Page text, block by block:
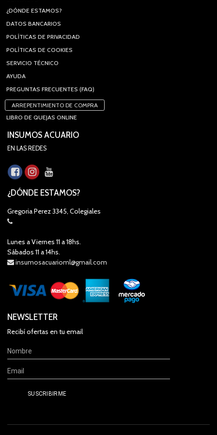
¿DÓNDE ESTAMOS?
DATOS BANCARIOS
POLÍTICAS DE PRIVACIDAD
POLÍTICAS DE COOKIES
SERVICIO TÉCNICO
AYUDA
PREGUNTAS FRECUENTES (FAQ)
ARREPENTIMIENTO DE COMPRA
LIBRO DE QUEJAS ONLINE
INSUMOS ACUARIO
EN LAS REDES
¿DÓNDE ESTAMOS?
Gregoria Perez 3345, Colegiales
Lunes a Viernes 11 a 18hs.
Sábados 11 a 14hs.
insumosacuarioml@gmail.com
NEWSLETTER
Recibí ofertas en tu email